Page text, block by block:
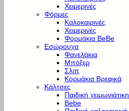
Χειμερινές
Φόρμες
Καλοκαιρινές
Χειμερινές
Φορμάκια BeBe
Εσώρουχα
Φανελάκια
Μπόξερ
Σλιπ
Κορμάκια Βρεφικά
Κάλτσες
Παιδική χειμωνιάτικη
Bebe